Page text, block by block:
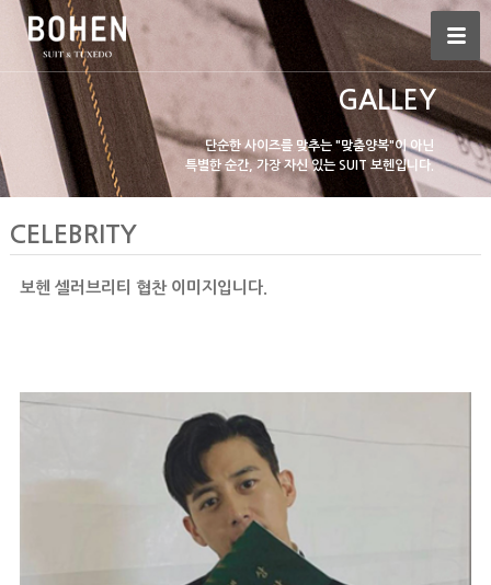
GALLEY
단순한 사이즈를 맞추는 "맞춤양복"이 아닌
특별한 순간, 가장 자신 있는 SUIT 보헨입니다.
CELEBRITY
보헨 셀러브리티 협찬 이미지입니다.